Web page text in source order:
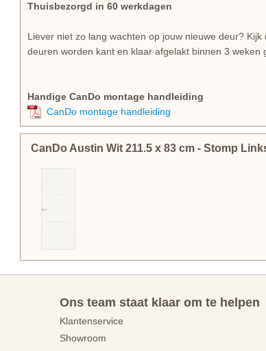
Thuisbezorgd in 60 werkdagen
Liever niet zo lang wachten op jouw nieuwe deur? Kijk
deuren worden kant en klaar afgelakt binnen 3 weken
Handige CanDo montage handleiding
CanDo montage handleiding
CanDo Austin Wit 211.5 x 83 cm - Stomp
Ons team staat klaar om te helpen
Klantenservice
Showroom